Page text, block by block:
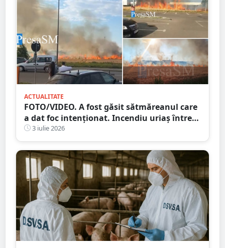
ACTUALITATE
FOTO/VIDEO. A fost găsit sătmăreanul care
a dat foc intenționat. Incendiu uriaș între
Dedeman și Auchan, în Satu Mare
3 iulie 2026